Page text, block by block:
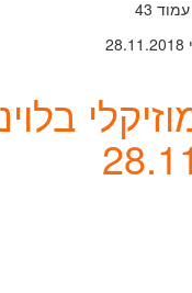
עמוד 43